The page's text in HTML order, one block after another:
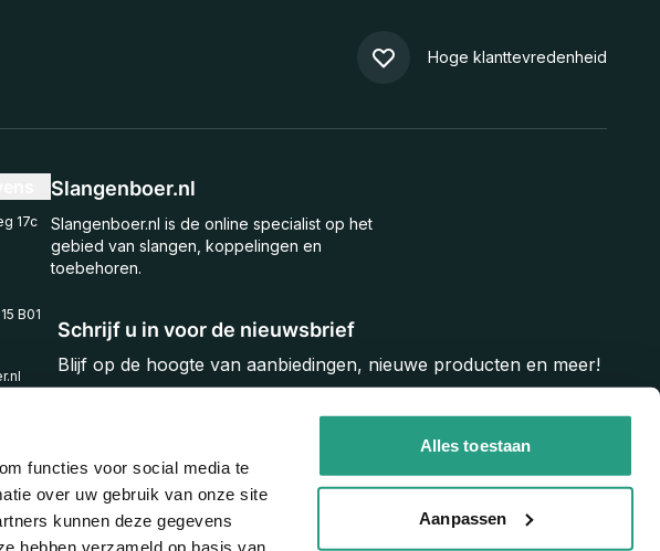
functies voor social media te
over uw gebruik van onze site
kunnen deze gegevens
hebben verzameld op basis van
Alles toestaan
Aanpassen
Hoge klanttevredenheid
Schrijf u in voor de nieuwsbrief
Blijf op de hoogte van aanbiedingen, nieuwe producten en meer!
Slangenboer.nl
Slangenboer.nl is de online specialist op het
gebied van slangen, koppelingen en
toebehoren.
17c
B01